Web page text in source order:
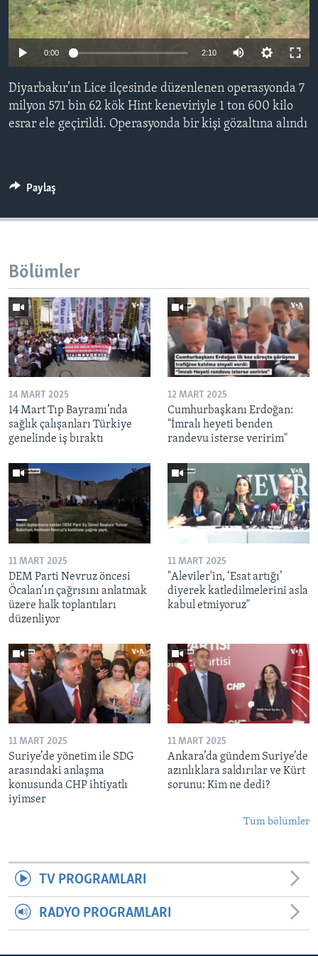
HAYATTAN
SANAT
BIZI TAKIP EDIN
Diller
0:00 2:10
Diyarbakır’ın Lice ilçesinde düzenlenen operasyonda 7
milyon 571 bin 62 kök Hint keneviriyle 1 ton 600 kilo
esrar ele geçirildi. Operasyonda bir kişi gözaltına alındı
Paylaş
Bölümler
14 MART 2025
14 Mart Tıp Bayramı’nda
sağlık çalışanları Türkiye
genelinde iş bıraktı
12 MART 2025
Cumhurbaşkanı Erdoğan:
"İmralı heyeti benden
randevu isterse veririm"
11 MART 2025
DEM Parti Nevruz öncesi
Öcalan’ın çağrısını anlatmak
üzere halk toplantıları
düzenliyor
11 MART 2025
"Aleviler'in, ‘Esat artığı’
diyerek katledilmelerini asla
kabul etmiyoruz"
11 MART 2025
Suriye’de yönetim ile SDG
arasındaki anlaşma
konusunda CHP ihtiyatlı
iyimser
11 MART 2025
Ankara’da gündem Suriye’de
azınlıklara saldırılar ve Kürt
sorunu: Kim ne dedi?
Tüm bölümler
TV PROGRAMLARI
RADYO PROGRAMLARI